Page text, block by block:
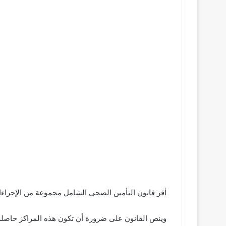
أقر قانون التأمين الصحي الشامل مجموعة من
وينص القانون على ضرورة أن تكون هذه المراكز حاصلة